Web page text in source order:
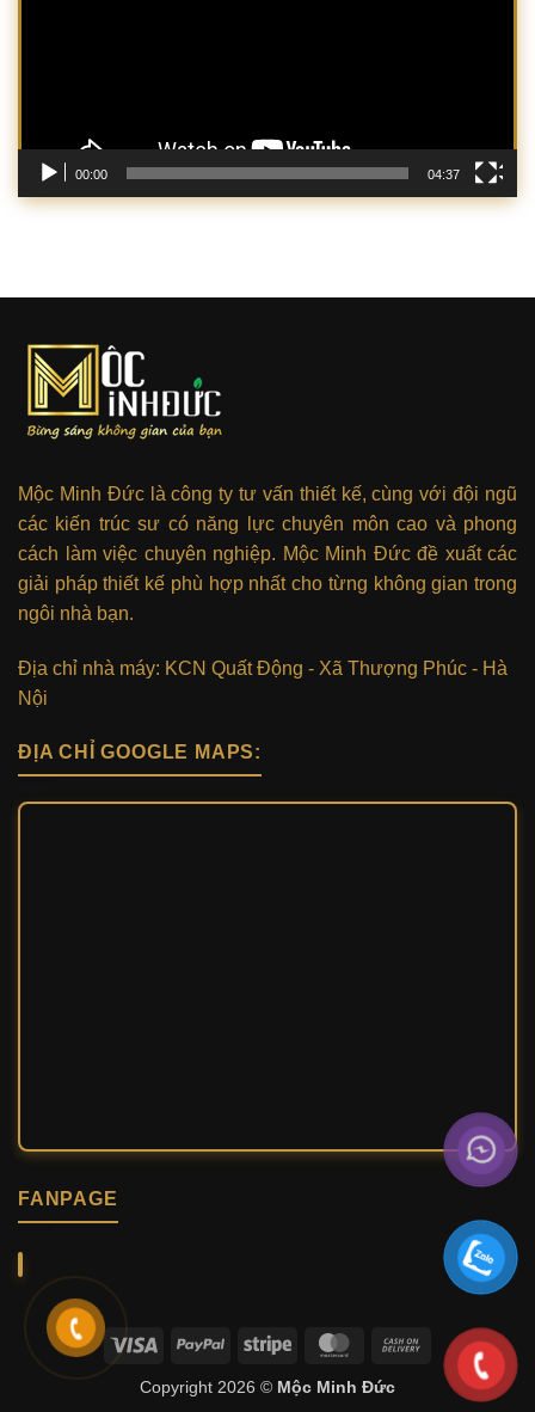
00:00 04:37
Mộc Minh Đức là công ty tư vấn thiết kế, cùng với đội ngũ
các kiến trúc sư có năng lực chuyên môn cao và phong
cách làm việc chuyên nghiệp. Mộc Minh Đức đề xuất các
giải pháp thiết kế phù hợp nhất cho từng không gian trong
ngôi nhà bạn.
Địa chỉ nhà máy: KCN Quất Động - Xã Thượng Phúc - Hà
Nội
ĐỊA CHỈ GOOGLE MAPS:
FANPAGE
Visa PayPal Stripe MasterCardCash
On
Delivery
Copyright 2026 © Mộc Minh Đức